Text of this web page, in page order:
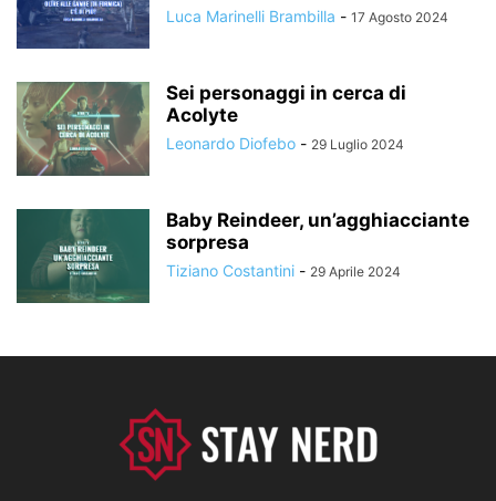
Luca Marinelli Brambilla - 17 Agosto 2024
Sei personaggi in cerca di
Acolyte
Leonardo Diofebo - 29 Luglio 2024
Baby Reindeer, un’agghiacciante
sorpresa
Tiziano Costantini - 29 Aprile 2024